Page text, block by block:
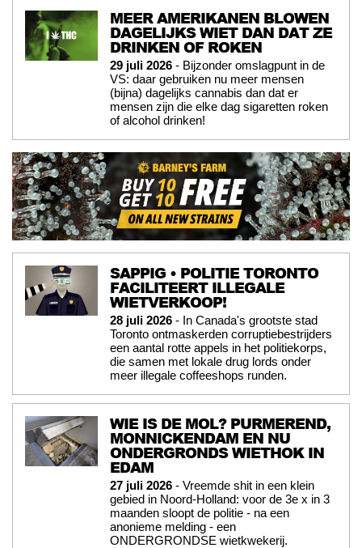
MEER AMERIKANEN BLOWEN
DAGELIJKS WIET DAN DAT ZE
DRINKEN OF ROKEN
29 juli 2026 - Bijzonder omslagpunt in de
VS: daar gebruiken nu meer mensen
(bijna) dagelijks cannabis dan dat er
mensen zijn die elke dag sigaretten roken
of alcohol drinken!
SAPPIG • POLITIE TORONTO
FACILITEERT ILLEGALE
WIETVERKOOP!
28 juli 2026 - In Canada's grootste stad
Toronto ontmaskerden corruptiebestrijders
een aantal rotte appels in het politiekorps,
die samen met lokale drug lords onder
meer illegale coffeeshops runden.
WIE IS DE MOL? PURMEREND,
MONNICKENDAM EN NU
ONDERGRONDS WIETHOK IN
EDAM
27 juli 2026 - Vreemde shit in een klein
gebied in Noord-Holland: voor de 3e x in 3
maanden sloopt de politie - na een
anonieme melding - een
ONDERGRONDSE wietkwekerij.